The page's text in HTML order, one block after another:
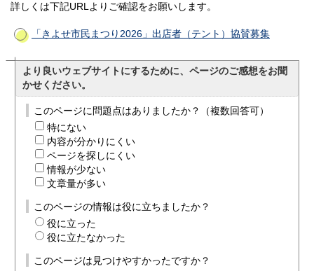
詳しくは下記URLよりご確認をお願いします。
「きよせ市民まつり2026」出店者（テント）協賛募集
より良いウェブサイトにするために、ページのご感想をお聞
かせください。
このページに問題点はありましたか？（複数回答可）
特にない
内容が分かりにくい
ページを探しにくい
情報が少ない
文章量が多い
このページの情報は役に立ちましたか？
役に立った
役に立たなかった
このページは見つけやすかったですか？